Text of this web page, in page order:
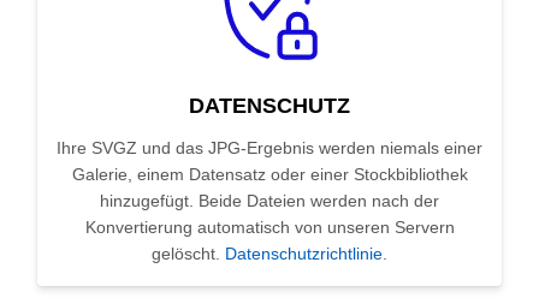
DATENSCHUTZ
Ihre SVGZ und das JPG-Ergebnis werden niemals einer
Galerie, einem Datensatz oder einer Stockbibliothek
hinzugefügt. Beide Dateien werden nach der
Konvertierung automatisch von unseren Servern
gelöscht. Datenschutzrichtlinie.